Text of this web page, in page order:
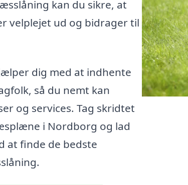
kan du sikre, at
velplejet ud og bidrager til
dig med at indhente
så du nemt kan
og services. Tag skridtet
i Nordborg og lad
at finde de bedste